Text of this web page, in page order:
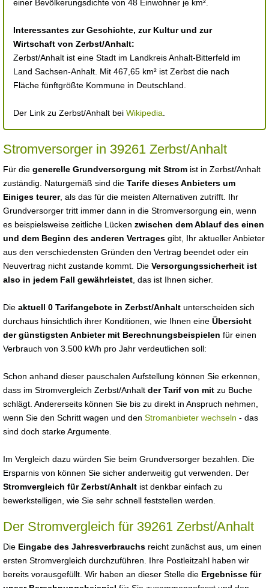
einer Bevölkerungsdichte von 48 Einwohner je km².
Interessantes zur Geschichte, zur Kultur und zur
Wirtschaft von Zerbst/Anhalt:
Zerbst/Anhalt ist eine Stadt im Landkreis Anhalt-Bitterfeld im
Land Sachsen-Anhalt. Mit 467,65 km² ist Zerbst die nach
Fläche fünftgrößte Kommune in Deutschland.
Der Link zu Zerbst/Anhalt bei Wikipedia
Stromversorger in 39261 Zerbst/Anhalt
Für die generelle Grundversorgung mit Strom ist in Zerbst/Anhalt
zuständig. Naturgemäß sind die Tarife dieses Anbieters um
Einiges teurer, als das für die meisten Alternativen zutrifft. Ihr
Grundversorger tritt immer dann in die Stromversorgung ein, wenn
es beispielsweise zeitliche Lücken zwischen dem Ablauf des einen
und dem Beginn des anderen Vertrages gibt, Ihr aktueller Anbieter
aus den verschiedensten Gründen den Vertrag beendet oder ein
Neuvertrag nicht zustande kommt. Die Versorgungssicherheit ist
also in jedem Fall gewährleistet , das ist Ihnen sicher.
Die aktuell 0 Tarifangebote in Zerbst/Anhalt unterscheiden sich
durchaus hinsichtlich ihrer Konditionen, wie Ihnen eine Übersicht
der günstigsten Anbieter mit Berechnungsbeispielen für einen
Verbrauch von 3.500 kWh pro Jahr verdeutlichen soll:
Schon anhand dieser pauschalen Aufstellung können Sie erkennen,
dass im Stromvergleich Zerbst/Anhalt der Tarif von mit zu Buche
schlägt. Andererseits können Sie bis zu direkt in Anspruch nehmen,
wenn Sie den Schritt wagen und den Stromanbieter wechseln - das
sind doch starke Argumente.
Im Vergleich dazu würden Sie beim Grundversorger bezahlen. Die
Ersparnis von können Sie sicher anderweitig gut verwenden. Der
Stromvergleich für Zerbst/Anhalt ist denkbar einfach zu
bewerkstelligen, wie Sie sehr schnell feststellen werden.
Der Stromvergleich für 39261 Zerbst/Anhalt
Die Eingabe des Jahresverbrauchs reicht zunächst aus, um einen
ersten Stromvergleich durchzuführen. Ihre Postleitzahl haben wir
bereits vorausgefüllt. Wir haben an dieser Stelle die Ergebnisse für